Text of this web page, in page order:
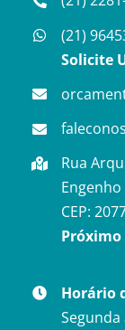
(21)
Solicite
Rua
Engenho
CEP:
Horário
Segunda